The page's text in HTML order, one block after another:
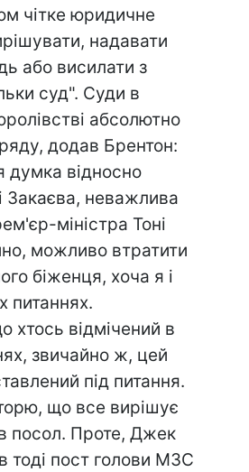
чітке юридичне
надавати
або висилати з
суд". Суди в
абсолютно
додав Брентон:
відносно
Закаєва, неважлива
міністра Тоні
можливо втратити
біженця, хоча я і
питаннях.
хтось відмічений в
звичайно ж, цей
під питання.
що все вирішує
посол. Проте, Джек
тоді пост голови МЗС